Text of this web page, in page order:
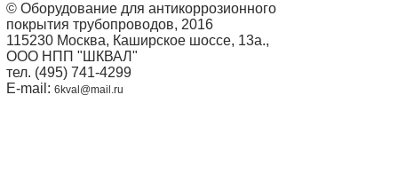
© Оборудование для антикоррозионного
покрытия трубопроводов, 2016
115230 Москва, Каширское шоссе, 13а.,
ООО НПП "ШКВАЛ"
тел. (495) 741-4299
E-mail: 6kval@mail.ru